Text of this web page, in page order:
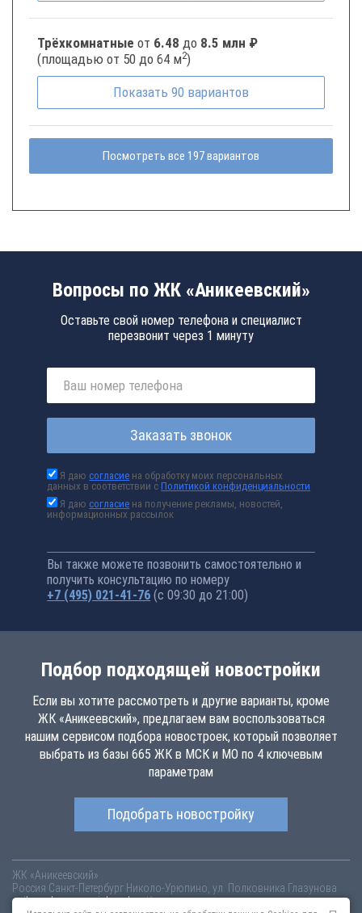
Трёхкомнатные от 6.48 до 8.5 млн ₽
(площадью от 50 до 64 м2)
Показать 90 вариантов
Посмотреть все 197 вариантов
Вопросы по ЖК «Аникеевский»
Оставьте свой номер телефона и специалист
перезвонит через 1 минуту
Заказать звонок
Я даюсогласие на обработку моих персональных
данных в соответствии сПолитикой конфиденциальности
Я даюсогласие на получение рекламы, новостей,
информационных рассылок
Вы также можете позвонить самостоятельно и
получить консультацию по номеру
+7 (495) 021-41-76 (с 09:30 до 21:00)
Подбор подходящей новостройки
Если вы хотите рассмотреть и другие варианты, кроме
ЖК «Аникеевский», предлагаем вам воспользоваться
нашим сервисом подбора новостроек, который позволяет
выбрать из базы 665 ЖК в МСК и МО по 4 ключевым
параметрам
Подобрать новостройку
ЖК «Аникеевский»
Россия Санкт-Петербург Николо-Урюпино, ул. Полковника Глазунова
anikeevsky.novopoisk.msk.ruКупить квартиру в новом жилом